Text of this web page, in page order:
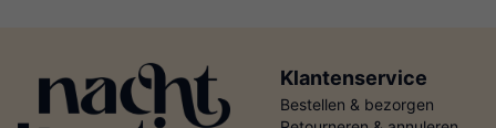
Klantenservice
Bestellen & bezorgen